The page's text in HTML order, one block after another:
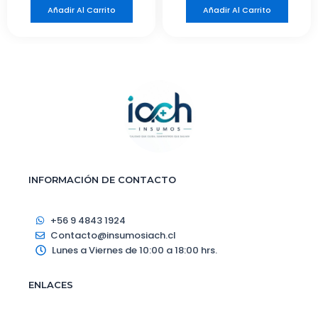
Añadir Al Carrito Añadir Al Carrito
INFORMACIÓN DE CONTACTO
+56 9 4843 1924
Contacto@insumosiach.cl
Lunes a Viernes de 10:00 a 18:00 hrs.
ENLACES